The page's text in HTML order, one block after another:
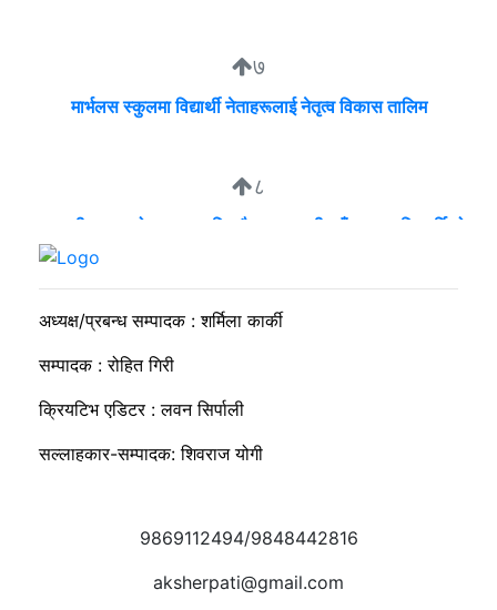
७
मार्भलस स्कुलमा विद्यार्थी नेताहरूलाई नेतृत्व विकास तालिम
८
व्यवसायी मुन्दडाको घरमा एकाबिहानै खानतलासी, पाँच घन्टापछि फर्कियो
अध्यक्ष/प्रबन्ध सम्पादक : शर्मिला कार्की
सम्पादक : रोहित गिरी
क्रियटिभ एडिटर : लवन सिर्पाली
सल्लाहकार-सम्पादक: शिवराज योगी
9869112494/9848442816
aksherpati@gmail.com